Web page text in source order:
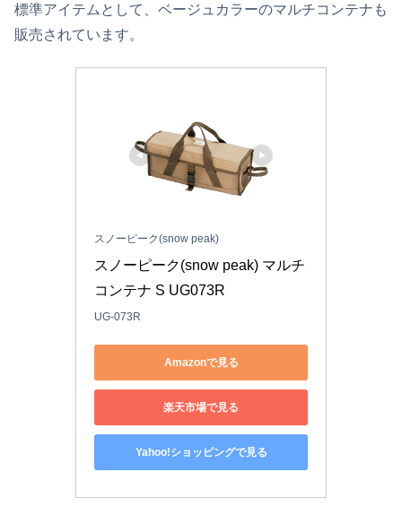
標準アイテムとして、ベージュカラーのマルチコンテナも
販売されています。
スノーピーク(snow peak)
スノーピーク(snow peak) マルチ
コンテナ S UG073R
UG-073R
Amazonで見る
楽天市場で見る
Yahoo!ショッピングで見る